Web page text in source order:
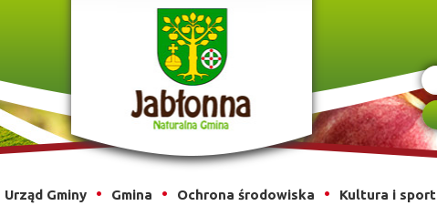
Urząd Gminy Gmina Ochrona środowiska Kultura i sport